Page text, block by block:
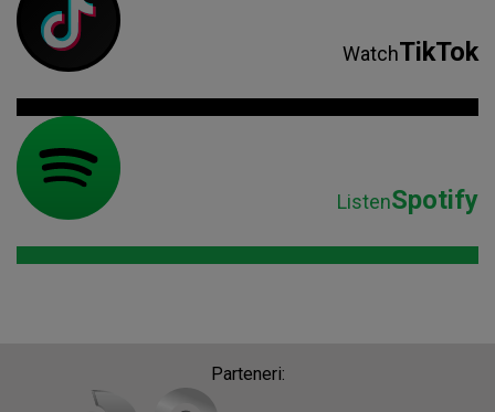
WatchTikTok
ListenSpotify
Parteneri: